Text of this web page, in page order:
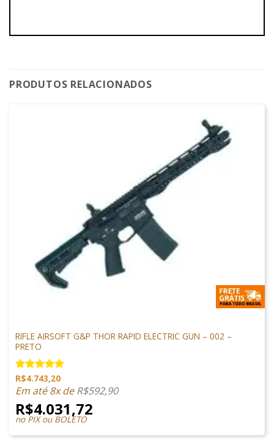
PRODUTOS RELACIONADOS
RIFLE AIRSOFT G&P THOR RAPID ELECTRIC GUN – 002 –
PRETO
Avaliação
5.00 de 5
R$4.743,20
Em até 8x deR$592,90
R$4.031,72
no PIX ou BOLETO